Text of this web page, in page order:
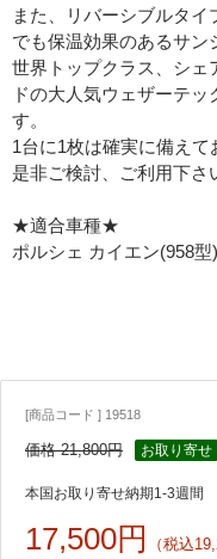
また、リバーシブルタ
でも保温効果のあるサン
世界トップクラス、シェ
ドの大人気ウェザーテ
す。
1台に1枚は確実に備えて
是非ご検討、ご利用下さ
★適合車種★
ポルシェ カイエン(958
[商品コード ] 19518
価格 21,800円 お取り寄せ
本国お取り寄せ納期1-3週間
17,500円 （税込